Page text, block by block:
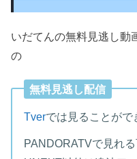
いだてんの無料見逃し動
の
無料見逃し配信
Tverでは見ることがで
PANDORATVで見れ